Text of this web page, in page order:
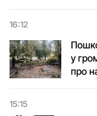
16:12
у
про
15:15